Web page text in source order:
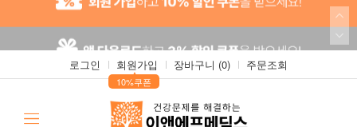
로그인 회원가입
▲
10%쿠폰
장바구니 (0) 주문조회